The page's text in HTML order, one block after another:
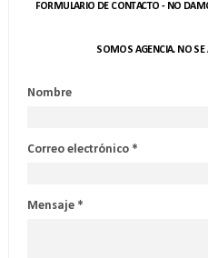
FORMULARIO DE CONTACTO - NO
SOMOS AGENCIA. NO SE
Nombre
Correo electrónico *
Mensaje *